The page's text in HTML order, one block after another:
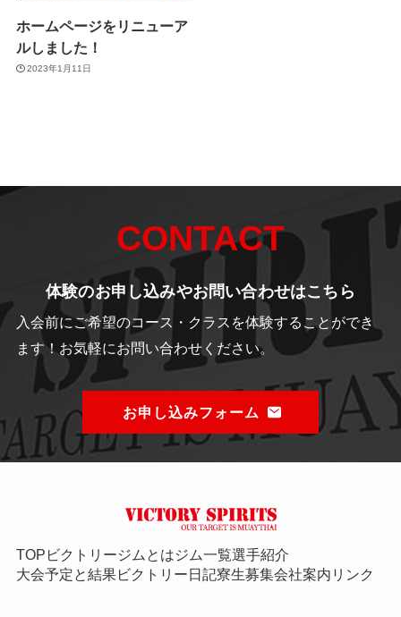
ホームページをリニューア
ルしました！
2023年1月11日
CONTACT
体験のお申し込みやお問い合わせはこちら
入会前にご希望のコース・クラスを体験することができ
ます！ お気軽にお問い合わせください。
お申し込みフォーム
TOP ビクトリージムとはジム一覧選手紹介
大会予定と結果ビクトリー日記寮生募集会社案内 リンク